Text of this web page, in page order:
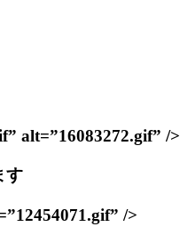
alt=”16083272.gif” />
す
/>